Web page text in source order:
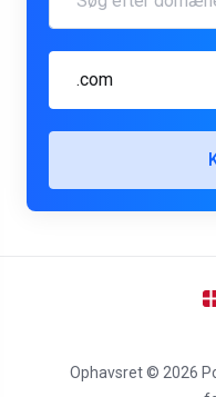
.com
Ophavsret © 2026